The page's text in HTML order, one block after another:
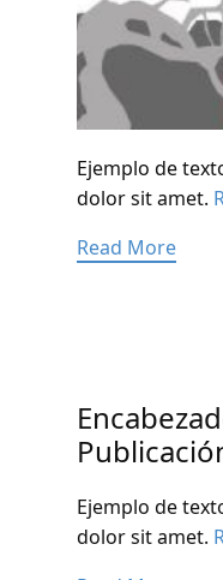
Ejemplo de
dolor sit amet.
Read More
Ejemplo de
dolor sit amet.